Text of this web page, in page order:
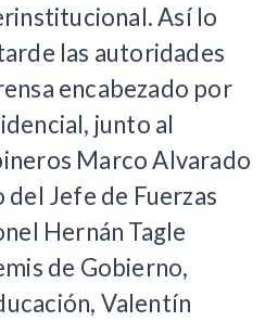
Así lo
las autoridades
encabezado por
junto al
Marco Alvarado
del Jefe de Fuerzas
Hernán Tagle
de Gobierno,
Valentín